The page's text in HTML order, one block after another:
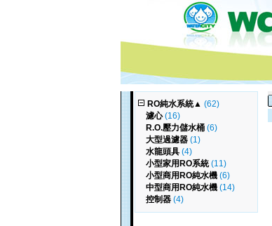
RO純水系統▲ (62)
濾心(16)
R.O.壓力儲水桶 (6)
大型過濾器 (1)
水龍頭具 (4)
小型家用RO系統(11)
小型商用RO純水機 (6)
中型商用RO純水機 (14)
控制器 (4)